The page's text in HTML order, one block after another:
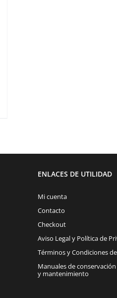
ENLACES DE UTILIDAD
Mi cuenta
Contacto
Checkout
Aviso Legal y Política de
Términos y Condiciones
Manuales de conservación
y mantenimiento